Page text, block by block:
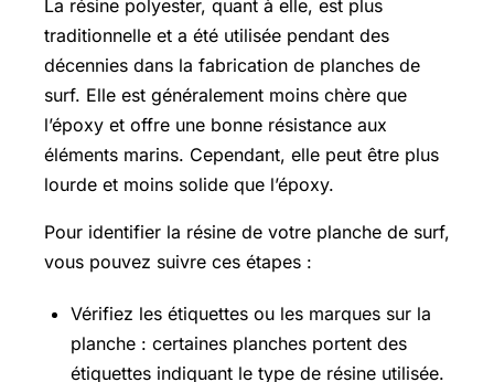
La résine polyester, quant à elle, est plus
traditionnelle et a été utilisée pendant des
décennies dans la fabrication de planches de
surf. Elle est généralement moins chère que
l’époxy et offre une bonne résistance aux
éléments marins. Cependant, elle peut être plus
lourde et moins solide que l’époxy.
Pour identifier la résine de votre planche de surf,
vous pouvez suivre ces étapes :
Vérifiez les étiquettes ou les marques sur la
planche : certaines planches portent des
étiquettes indiquant le type de résine utilisée.